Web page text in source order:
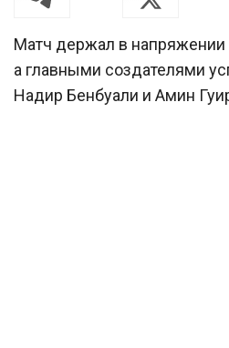
Матч держал в напряжении
а главными создателями
Надир Бенбуали и Амин